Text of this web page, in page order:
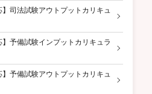
】司法試験アウトプットカリキュ
】予備試験インプットカリキュラ
】予備試験アウトプットカリキュ